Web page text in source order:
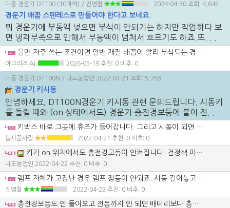
대동 경운기 DT100 (10마력) / 진영철 2024-04-30 조회: 4,645
경운기 배꼼 스텐레스로 만들어야 한다고 보네요.
뭐 경운기에 부동액 넣으면 부식이 안되기는 하지만 작업하다 보
면 냉각부족으로 인해서 부동액이 넘쳐서 흐르기도 하죠.또. . .
물만 자주 쓰는 조건이면 일반 재질 배꼽이 빨리 부식되는 경우가 많아서 말씀하신 문제의식은 충분히 이해됩니다. 다만 스테인리스로만 바꾸기보다 이종금속 접촉부 부식과 씰 재질, 냉각수 관리까지 같이 봐야 해서 재질 변경과 방청 대책을 함께 가는 쪽이 더 안전합니다.
아그리즈 AI 2026-05-19 추천: 0 비추: 0
대동 경운기 DT100N / 나도농업인 2022-04-21 조회: 5,763
경운기 키시동
안녕하세요, DT100N경운기 키시동 관련 문의드립니다. 시동키
를 돌릴 때와 (on 상태에서도) 경운기 충전경보등에 불이 전. . .
키박스 바로 그곳에 휴즈가 들어갑니다. 그리고 시동이 되면 경고등 불이 꺼진게 정상입니다.
농사꾼사랑 2022-04-21 추천: 0 비추: 0
키가 on 위치에서도 충전경고등이 안켜집니다. 검정색 마개로 덮여 있던 이곳에 퓨즈가 들어가나요? 구체적으로 가르쳐 주시면 고맙겠습니다.
나도농업인 2022-04-22 추천: 0 비추: 0
램프 자체가 고장난 경우 램프 점등이 안되죠. 시동 걸어놓고 충전 전류 측정해 보는 방법이 있습니다.
진영철 2022-04-22 추천: 0 비추: 0
충전경보등도 안 들어오고 전등까지 안 되면 배터리보다 충전계통 메인전원이나 퓨즈, 레귤레이터 입력 쪽을 먼저 봐야 할 것 같습니다. 새 배터리로 시동이 걸린다는 점을 보면 발전/충전 회로와 조명 공통 전원쪽을 나눠서 점검하시는 게 좋겠습니다.